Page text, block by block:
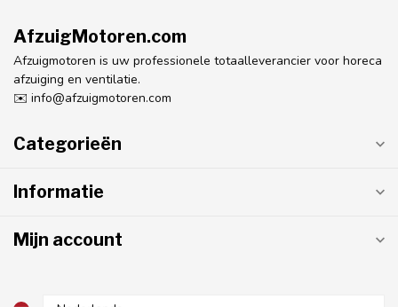
AfzuigMotoren.com
Afzuigmotoren is uw professionele totaalleverancier voor horeca
afzuiging en ventilatie.
✉️ info@afzuigmotoren.com
Categorieën
Informatie
Mijn account